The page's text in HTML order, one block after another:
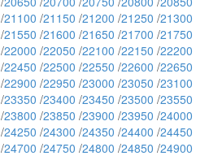
/21100 /21150 /21200 /21250 /21300
/21550 /21600 /21650 /21700 /21750
/22000 /22050 /22100 /22150 /22200
/22450 /22500 /22550 /22600 /22650
/22900 /22950 /23000 /23050 /23100
/23350 /23400 /23450 /23500 /23550
/23800 /23850 /23900 /23950 /24000
/24250 /24300 /24350 /24400 /24450
/24700 /24750 /24800 /24850 /24900